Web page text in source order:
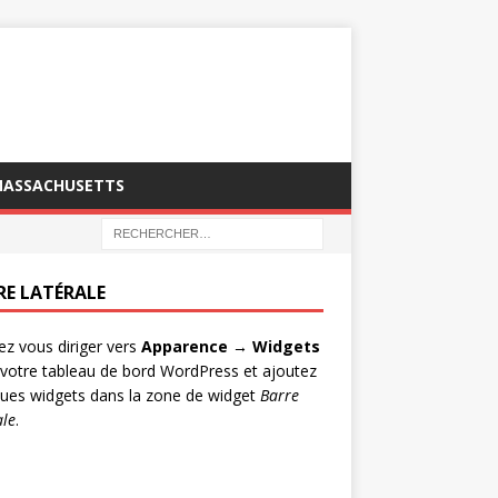
LATÉRALE
vous diriger vers Apparence → Widgets
tableau de bord WordPress et ajoutez
widgets dans la zone de widget Barre
.